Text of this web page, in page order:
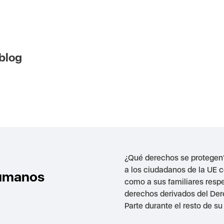
¿Qué derechos se
a los ciudadanos de la UE
como a sus familiares
derechos derivados del
Parte durante el resto de